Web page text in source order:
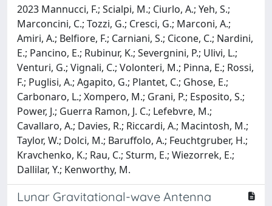
2023 Mannucci, F.; Scialpi, M.; Ciurlo, A.; Yeh, S.;
Marconcini, C.; Tozzi, G.; Cresci, G.; Marconi, A.;
Amiri, A.; Belfiore, F.; Carniani, S.; Cicone, C.; Nardini,
E.; Pancino, E.; Rubinur, K.; Severgnini, P.; Ulivi, L.;
Venturi, G.; Vignali, C.; Volonteri, M.; Pinna, E.; Rossi,
F.; Puglisi, A.; Agapito, G.; Plantet, C.; Ghose, E.;
Carbonaro, L.; Xompero, M.; Grani, P.; Esposito, S.;
Power, J.; Guerra Ramon, J. C.; Lefebvre, M.;
Cavallaro, A.; Davies, R.; Riccardi, A.; Macintosh, M.;
Taylor, W.; Dolci, M.; Baruffolo, A.; Feuchtgruber, H.;
Kravchenko, K.; Rau, C.; Sturm, E.; Wiezorrek, E.;
Dallilar, Y.; Kenworthy, M.
Lunar Gravitational-wave Antenna